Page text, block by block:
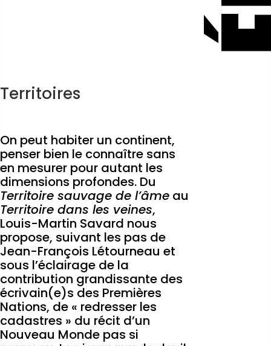
Territoires
On peut habiter un continent,
penser bien le connaître sans
en mesurer pour autant les
dimensions profondes. Du
Territoire sauvage de l’âme au
Territoire dans les veines,
Louis-Martin Savard nous
propose, suivant les pas de
Jean-François Létourneau et
sous l’éclairage de la
contribution grandissante des
écrivain(e)s des Premières
Nations, de « redresser les
cadastres » du récit d’un
Nouveau Monde pas si